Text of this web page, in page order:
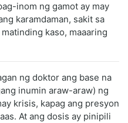
inom ng gamot ay may
karamdaman, sakit sa
kaso, maaaring
ng doktor ang base na
inumin araw-araw) ng
krisis, kapag ang presyon
At ang dosis ay pinipili